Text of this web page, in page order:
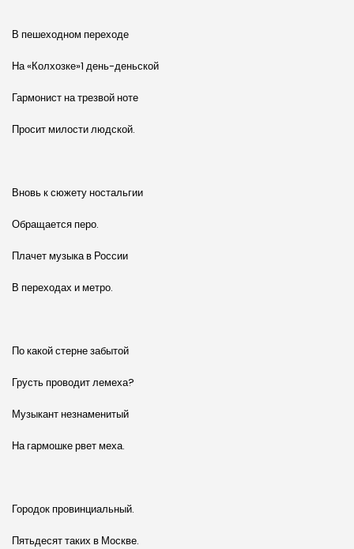
В пешеходном переходе
На «Колхозке»1 день-деньской
Гармонист на трезвой ноте
Просит милости людской.
Вновь к сюжету ностальгии
Обращается перо.
Плачет музыка в России
В переходах и метро.
По какой стерне забытой
Грусть проводит лемеха?
Музыкант незнаменитый
На гармошке рвет меха.
Городок провинциальный.
Пятьдесят таких в Москве.